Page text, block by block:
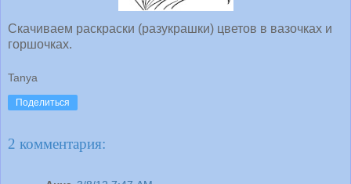
Скачиваем раскраски (разукрашки) цветов в вазочках и
горшочках.
Tanya
Поделиться
2 комментария: